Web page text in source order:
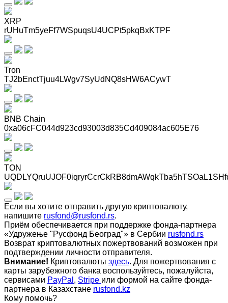
XRP
rUHuTm5yeFf7WSpuqsU4UCPt5pkqBxKTPF
Tron
TJ2bEnctTjuu4LWgv7SyUdNQ8sHW6ACywT
BNB Chain
0xa06cFC044d923cd93003d835Cd409084ac605E76
TON
Если вы хотите отправить другую криптовалюту,
напишите rusfond@rusfond.rs.
Приём обеспечивается при поддержке фонда-партнера
«Удружење "Русфонд Београд"» в Сербии rusfond.rs
Возврат криптовалютных пожертвований возможен при
подтверждении личности отправителя.
Внимание! Криптовалюты здесь. Для пожертвования с
карты зарубежного банка воспользуйтесь, пожалуйста,
сервисами PayPal , Stripe или формой на сайте фонда-
партнера в Казахстане rusfond.kz
Кому помочь?